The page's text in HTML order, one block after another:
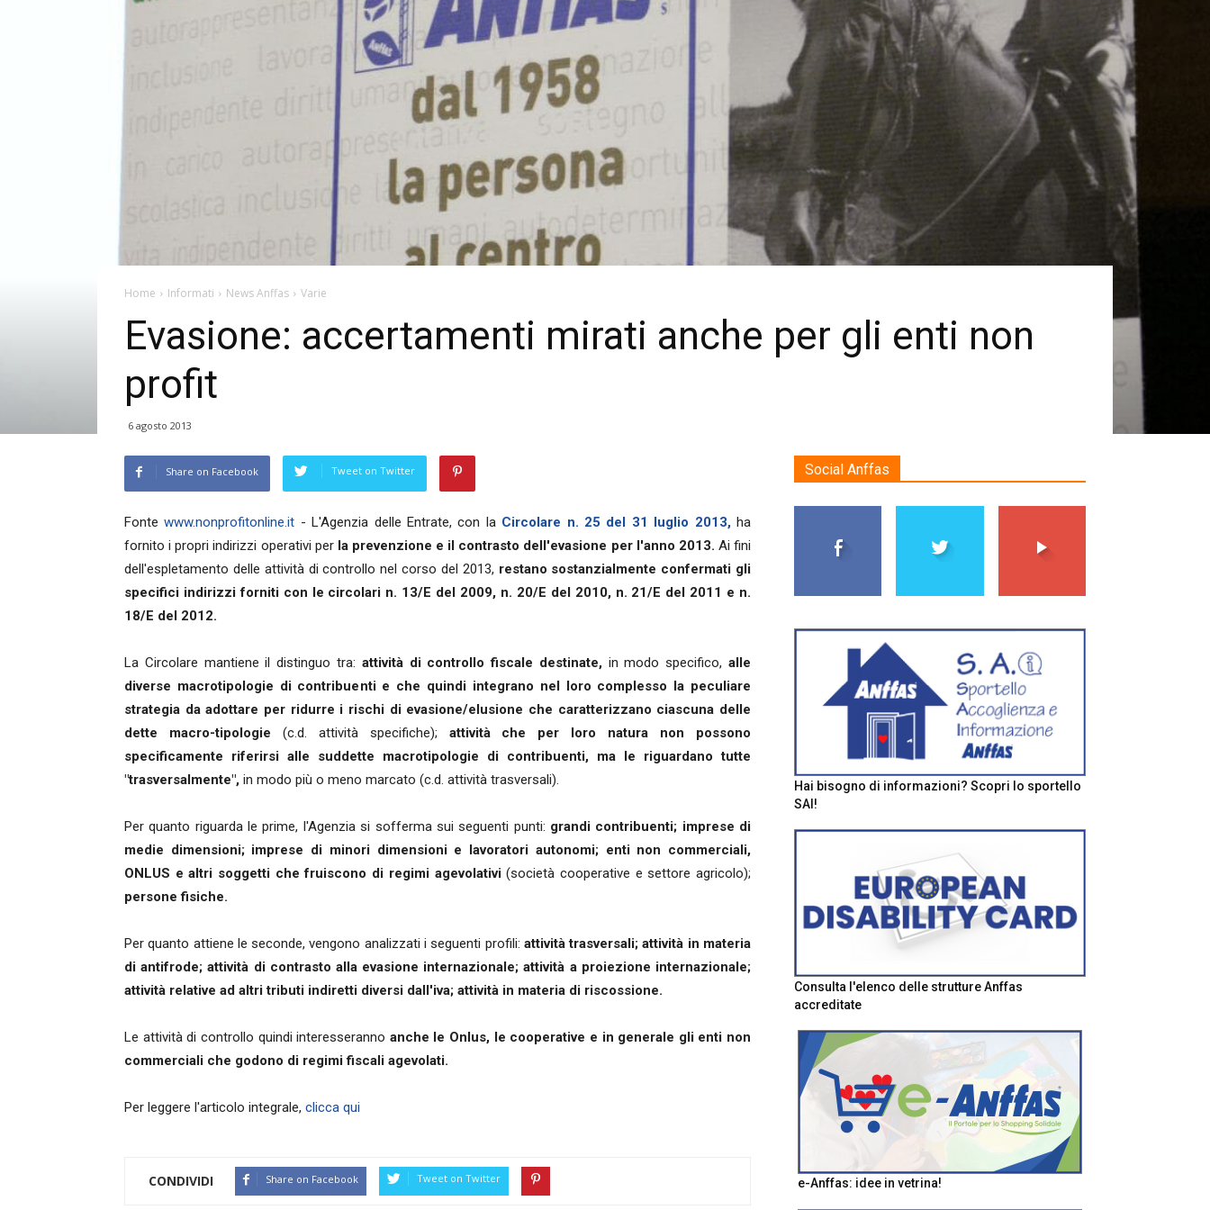
Home Informati News Anffas Varie
Evasione: accertamenti mirati anche per gli enti non
profit
6 agosto 2013
Share on Facebook Tweet on Twitter
Fontewww.nonprofitonline.it - L'Agenzia delle Entrate, con la Circolare n. 25 del 31 luglio 2013, ha
fornito i propri indirizzi operativi per la prevenzione e il contrasto dell'evasione per l'anno 2013. Ai fini
dell'espletamento delle attività di controllo nel corso del 2013, restano sostanzialmente confermati gli
specifici indirizzi forniti con le circolari n. 13/E del 2009, n. 20/E del 2010, n. 21/E del 2011 e n.
18/E del 2012.
La Circolare mantiene il distinguo tra: attività di controllo fiscale destinate,in modo specifico,alle
diverse macrotipologie di contribuenti e che quindi integrano nel loro complesso la peculiare
strategia da adottare per ridurre i rischi di evasione/elusione che caratterizzano ciascuna delle
dette macro-tipologie (c.d. attività specifiche); attività che per loro natura non possono
specificamente riferirsi alle suddette macrotipologie di contribuenti, ma le riguardano tutte
"trasversalmente", in modo più o meno marcato (c.d. attività trasversali).
Per quanto riguarda le prime, l'Agenzia si sofferma sui seguenti punti: grandi contribuenti; imprese di
medie dimensioni; imprese di minori dimensioni e lavoratori autonomi; enti non commerciali,
ONLUS e altri soggetti che fruiscono di regimi agevolativi(società cooperative e settore agricolo);
persone fisiche.
Per quanto attiene le seconde, vengono analizzati i seguenti profili: attività trasversali; attività in materia
di antifrode; attività di contrasto alla evasione internazionale; attività a proiezione internazionale;
attività relative ad altri tributi indiretti diversi dall'iva; attività in materia di riscossione.
Le attività di controllo quindi interesseranno anche le Onlus, le cooperative e in generale gli enti non
commerciali che godono di regimi fiscali agevolati.
Per leggere l'articolo integrale, clicca qui
CONDIVIDI Share on Facebook Tweet on Twitter
Social Anffas
Hai bisogno di informazioni? Scopri lo sportello
SAI!
Consulta l'elenco delle strutture Anffas
accreditate
e-Anffas: idee in vetrina!